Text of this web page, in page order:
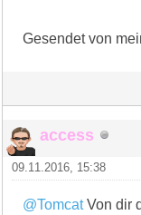
Gesendet von
access
09.11.2016, 15:38
@TomcatVon dir